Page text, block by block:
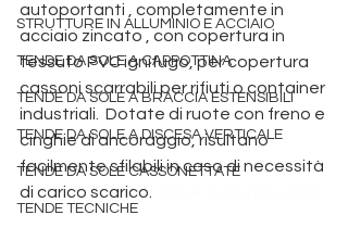
STRUTTURE IN ALLUMINIO E ACCIAIO
TENDE DA SOLE A CAPPOTTINA
TENDE DA SOLE A BRACCIA ESTENSIBILI
TENDE DA SOLE A DISCESA VERTICALE
TENDE DA SOLE CASSONETTATE
TENDE TECNICHE
autoportanti , completamente in
acciaio zincato , con copertura in
tessuto PVC ignifugo, per copertura
cassoni scarrabili per rifiuti o container
industriali.  Dotate di ruote con freno e
cinghie di ancoraggio, risultano
facilmente sfilabili in caso di necessità
di carico scarico.
Produzione pergole Padova